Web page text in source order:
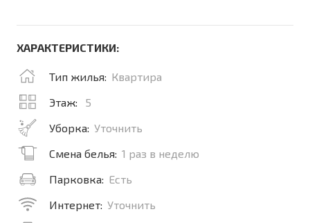
ХАРАКТЕРИСТИКИ:
Тип жилья: Квартира
Этаж:
5
Уборка: Уточнить
Смена белья: 1 раз в неделю
Парковка: Есть
Интернет: Уточнить